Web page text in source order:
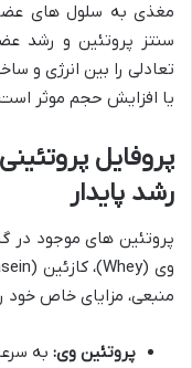
مغذی به سلول های
یا افزایش حجم موثر
پروفایل
رشد پایدار
پروتئین های موجود در
منبعی، مزایای خاص خود
پروتئین وی: به